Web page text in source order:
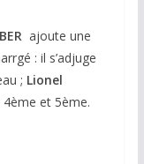
ajoute une
: il s’adjuge
; Lionel
et 5ème.